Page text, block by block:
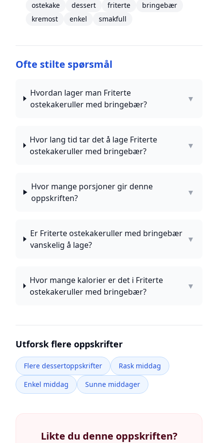
ostekake dessert friterte
bringebær
kremost
enkel smakfull
Ofte stilte spørsmål
Hvordan lager man Friterte
ostekakeruller med bringebær?
▼
Hvor lang tid tar det å lage Friterte
ostekakeruller med bringebær?
▼
Hvor mange porsjoner gir denne
oppskriften?
▼
Er Friterte ostekakeruller med bringebær
vanskelig å lage?
▼
Hvor mange kalorier er det i Friterte
ostekakeruller med bringebær?
▼
Utforsk flere oppskrifter
Flere dessertoppskrifter
Rask middag
Enkel middag
Sunne middager
Likte du denne oppskriften?